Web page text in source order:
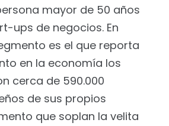
mayor de 50 años
ups de negocios. En
es el que reporta
en la economía los
cerca de 590.000
de sus propios
que soplan la velita